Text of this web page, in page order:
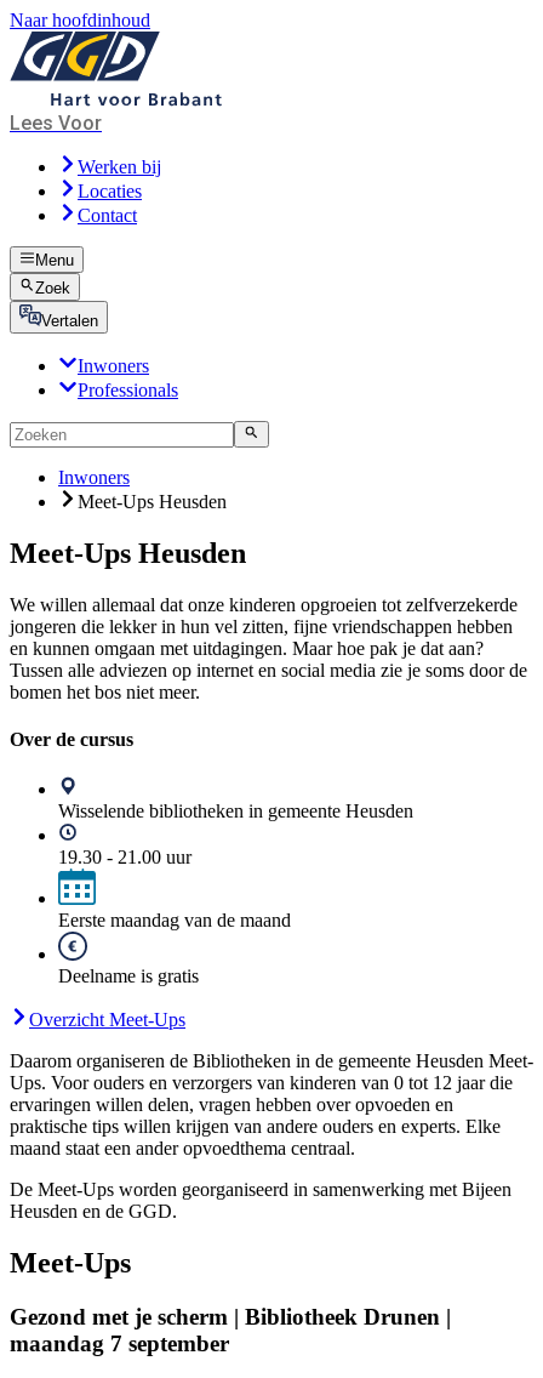
Naar hoofdinhoud
Lees Voor
Werken bij
Locaties
Contact
Menu
Zoek
Vertalen
Inwoners
Professionals
Inwoners
Meet-Ups Heusden
Meet-Ups Heusden
We willen allemaal dat onze kinderen opgroeien tot zelfverzekerde
jongeren die lekker in hun vel zitten, fijne vriendschappen hebben
en kunnen omgaan met uitdagingen. Maar hoe pak je dat aan?
Tussen alle adviezen op internet en social media zie je soms door de
bomen het bos niet meer.
Over de cursus
Wisselende bibliotheken in gemeente Heusden
19.30 - 21.00 uur
Eerste maandag van de maand
Deelname is gratis
Overzicht Meet-Ups
Daarom organiseren de Bibliotheken in de gemeente Heusden Meet-
Ups. Voor ouders en verzorgers van kinderen van 0 tot 12 jaar die
ervaringen willen delen, vragen hebben over opvoeden en
praktische tips willen krijgen van andere ouders en experts. Elke
maand staat een ander opvoedthema centraal.
De Meet-Ups worden georganiseerd in samenwerking met Bijeen
Heusden en de GGD.
Meet-Ups
Gezond met je scherm | Bibliotheek Drunen |
maandag 7 september